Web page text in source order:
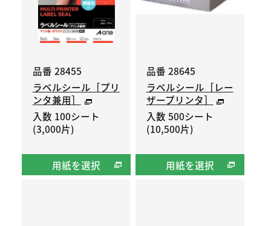
品番 28455
ラベルシール［プリ
ンタ兼用］
入数 100シート
(3,000片)
用紙を選択
品番 28645
ラベルシール［レー
ザープリンタ］
入数 500シート
(10,500片)
用紙を選択